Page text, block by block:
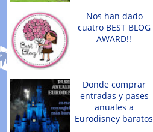
Nos han dado
cuatro BEST BLOG
AWARD!!
Donde comprar
entradas y pases
anuales a
Eurodisney baratos